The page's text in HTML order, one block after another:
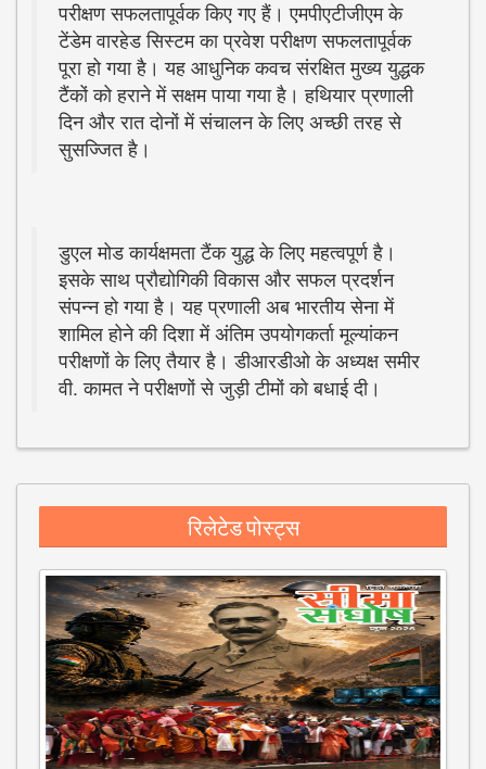
परीक्षण सफलतापूर्वक किए गए हैं। एमपीएटीजीएम के
टेंडेम वारहेड सिस्टम का प्रवेश परीक्षण सफलतापूर्वक
पूरा हो गया है। यह आधुनिक कवच संरक्षित मुख्य युद्धक
टैंकों को हराने में सक्षम पाया गया है। हथियार प्रणाली
दिन और रात दोनों में संचालन के लिए अच्छी तरह से
सुसज्जित है।
डुएल मोड कार्यक्षमता टैंक युद्ध के लिए महत्वपूर्ण है।
इसके साथ प्रौद्योगिकी विकास और सफल प्रदर्शन
संपन्न हो गया है। यह प्रणाली अब भारतीय सेना में
शामिल होने की दिशा में अंतिम उपयोगकर्ता मूल्यांकन
परीक्षणों के लिए तैयार है। डीआरडीओ के अध्यक्ष समीर
वी. कामत ने परीक्षणों से जुड़ी टीमों को बधाई दी।
रिलेटेड पोस्ट्स